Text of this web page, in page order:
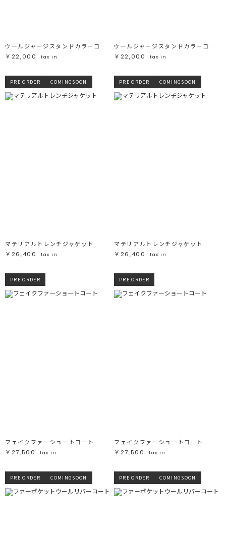
ウールジャージスタンドカラーコート
￥22,000
tax in
ウールジャージスタンドカラーコート
￥22,000
tax in
PRE ORDER COMINGSOON
マテリアルトレンチジャケット
￥26,400
tax in
PRE ORDER COMINGSOON
マテリアルトレンチジャケット
￥26,400
tax in
PRE ORDER
フェイクファーショートコート
￥27,500
tax in
PRE ORDER
フェイクファーショートコート
￥27,500
tax in
PRE ORDER COMINGSOON PRE ORDER COMINGSOON